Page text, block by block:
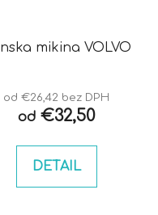
Pánska mikina VOLVO
od €26,42 bez DPH
od€32,50
DETAIL